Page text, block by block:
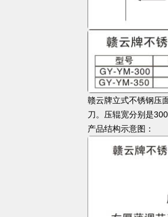
赣云牌立式不锈钢压
刀。压辊宽分别是
产品结构示意图：